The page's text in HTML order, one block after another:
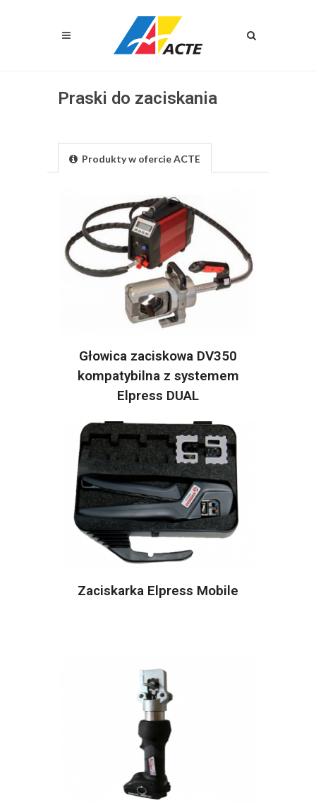
Praski do zaciskania
Produkty w ofercie ACTE
Głowica zaciskowa DV350
kompatybilna z systemem
Elpress DUAL
Zaciskarka Elpress Mobile